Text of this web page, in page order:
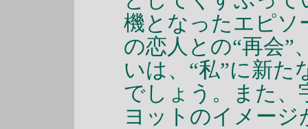
機となったエピソ
の恋人との“再会”
いは、“私”に新
でしょう。また、
ヨットのイメージ